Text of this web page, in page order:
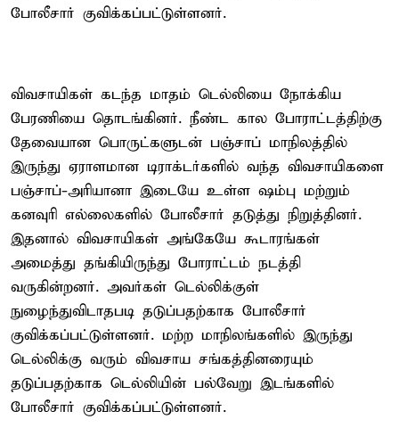
போலீசார் குவிக்கப்பட்டுள்ளனர்.
விவசாயிகள் கடந்த மாதம் டெல்லியை நோக்கிய
பேரணியை தொடங்கினர். நீண்ட கால போராட்டத்திற்கு
தேவையான பொருட்களுடன் பஞ்சாப் மாநிலத்தில்
இருந்து ஏராளமான டிராக்டர்களில் வந்த விவசாயிகளை
பஞ்சாப்-அரியானா இடையே உள்ள ஷம்பு மற்றும்
கனவுரி எல்லைகளில் போலீசார் தடுத்து நிறுத்தினர்.
இதனால் விவசாயிகள் அங்கேயே கூடாரங்கள்
அமைத்து தங்கியிருந்து போராட்டம் நடத்தி
வருகின்றனர். அவர்கள் டெல்லிக்குள்
நுழைந்துவிடாதபடி தடுப்பதற்காக போலீசார்
குவிக்கப்பட்டுள்ளனர். மற்ற மாநிலங்களில் இருந்து
டெல்லிக்கு வரும் விவசாய சங்கத்தினரையும்
தடுப்பதற்காக டெல்லியின் பல்வேறு இடங்களில்
போலீசார் குவிக்கப்பட்டுள்ளனர்.